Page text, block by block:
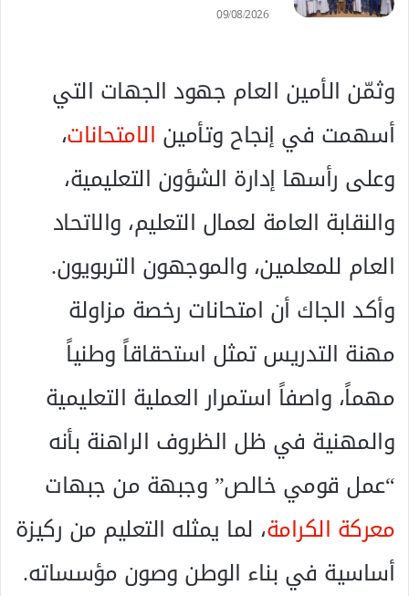
09/08/2026
وثمّن الأمين العام جهود الجهات التي
أسهمت في إنجاح وتأمين الامتحانات،
وعلى رأسها إدارة الشؤون التعليمية،
والنقابة العامة لعمال التعليم، والاتحاد
العام للمعلمين، والموجهون التربويون.
وأكد الجاك أن امتحانات رخصة مزاولة
مهنة التدريس تمثل استحقاقاً وطنياً
مهماً، واصفاً استمرار العملية التعليمية
والمهنية في ظل الظروف الراهنة بأنه
“عمل قومي خالص” وجبهة من جبهات
معركة الكرامة، لما يمثله التعليم من ركيزة
أساسية في بناء الوطن وصون مؤسساته.